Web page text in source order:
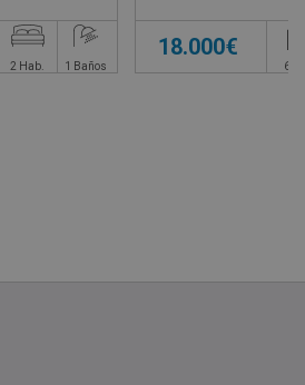
2 Hab. 1 Baños
18.000€
68